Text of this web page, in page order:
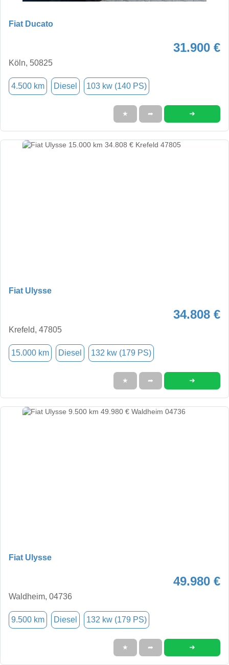
Fiat Ducato
31.900 €
Köln, 50825
4.500 km Diesel 103 kw (140 PS)
★ ➦ ➜
Fiat Ulysse
34.808 €
Krefeld, 47805
15.000 km Diesel 132 kw (179 PS)
★ ➦ ➜
Fiat Ulysse
49.980 €
Waldheim, 04736
9.500 km Diesel 132 kw (179 PS)
★ ➦ ➜